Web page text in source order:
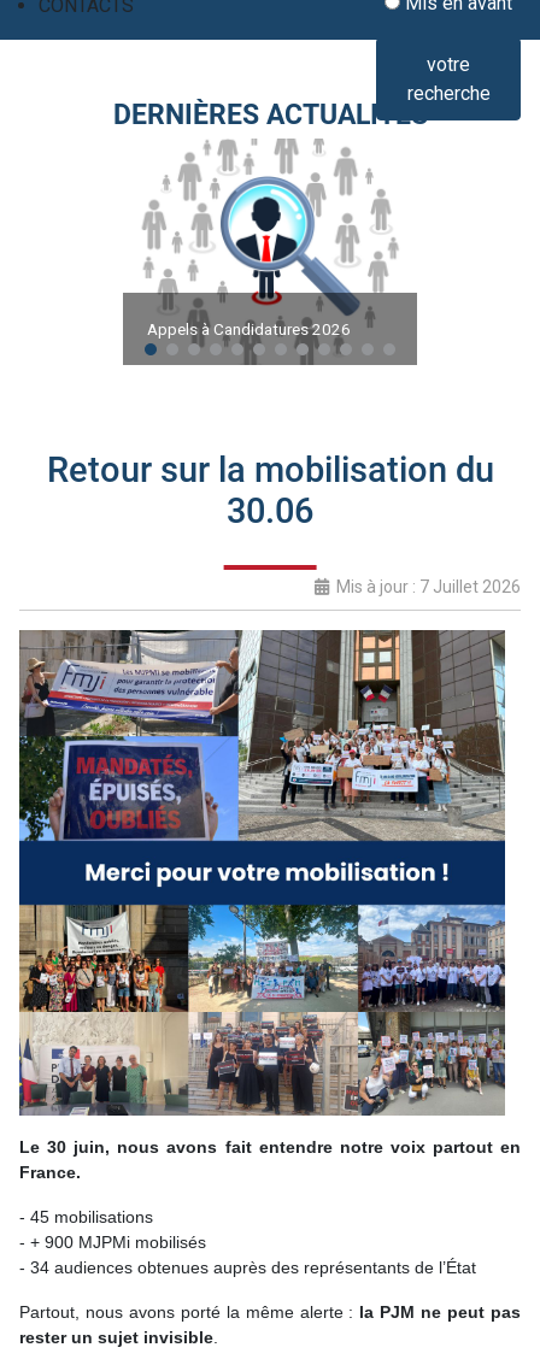
CONTACTS
votre
recherche
DERNIÈRES ACTUALITÉS
Appels à Candidatures 2026
Retour sur la mobilisation du
30.06
Mis à jour : 7 Juillet 2026
Le 30 juin, nous avons fait entendre notre voix partout en
France.
- 45 mobilisations
- + 900 MJPMi mobilisés
- 34 audiences obtenues auprès des représentants de l’État
Partout, nous avons porté la même alerte : la PJM ne peut pas
rester un sujet invisible